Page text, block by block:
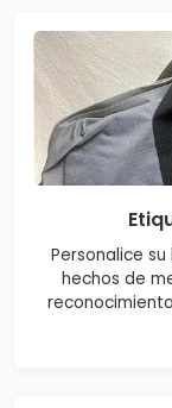
Personalice
hechos de